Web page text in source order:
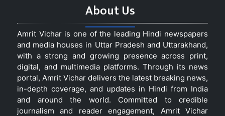
About Us
Amrit Vichar is one of the leading Hindi newspapers
and media houses in Uttar Pradesh and Uttarakhand,
with a strong and growing presence across print,
digital, and multimedia platforms. Through its news
portal, Amrit Vichar delivers the latest breaking news,
in-depth coverage, and updates in Hindi from India
and around the world. Committed to credible
journalism and reader engagement, Amrit Vichar